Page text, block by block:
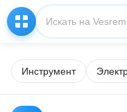
Инструмент